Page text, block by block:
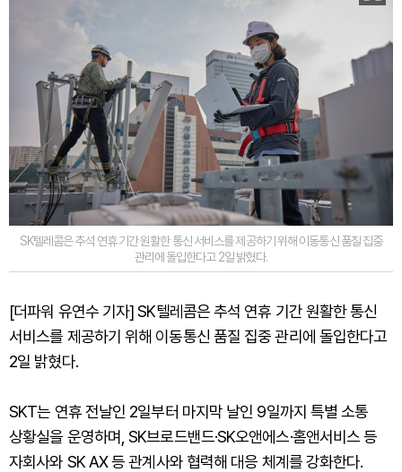
SK텔레콤은 추석 연휴 기간 원활한 통신 서비스를 제공하기 위해 이동통신 품질 집중
관리에 돌입한다고 2일 밝혔다.
[더파워 유연수 기자] SK텔레콤은 추석 연휴 기간 원활한 통신
서비스를 제공하기 위해 이동통신 품질 집중 관리에 돌입한다고
2일 밝혔다.
SKT는 연휴 전날인 2일부터 마지막 날인 9일까지 특별 소통
상황실을 운영하며, SK브로드밴드·SK오앤에스·홈앤서비스 등
자회사와 SK AX 등 관계사와 협력해 대응 체계를 강화한다.